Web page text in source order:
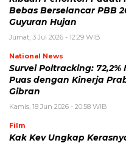
Bebas Berselancar PBB
Guyuran Hujan
Jumat, 3 Jul 2026 - 12:29 WIB
National News
Survei Poltracking:
Puas dengan Kinerja
Gibran
Kamis, 18 Jun 2026 - 20:58 WIB
Film
Kak Kev Ungkap